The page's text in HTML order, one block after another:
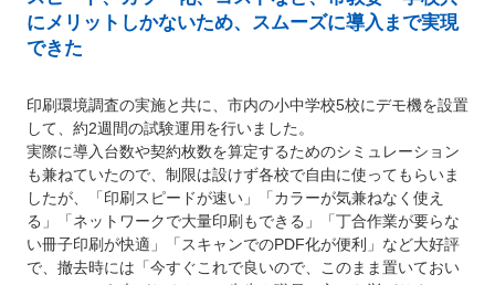
にメリットしかないため、スムーズに導入まで実現
できた
印刷環境調査の実施と共に、市内の小中学校5校にデモ機を設置
して、約2週間の試験運用を行いました。
実際に導入台数や契約枚数を算定するためのシミュレーション
も兼ねていたので、制限は設けず各校で自由に使ってもらいま
したが、「印刷スピードが速い」「カラーが気兼ねなく使え
る」「ネットワークで大量印刷もできる」「丁合作業が要らな
い冊子印刷が快適」「スキャンでのPDF化が便利」など大好評
で、撤去時には「今すぐこれで良いので、このまま置いておい